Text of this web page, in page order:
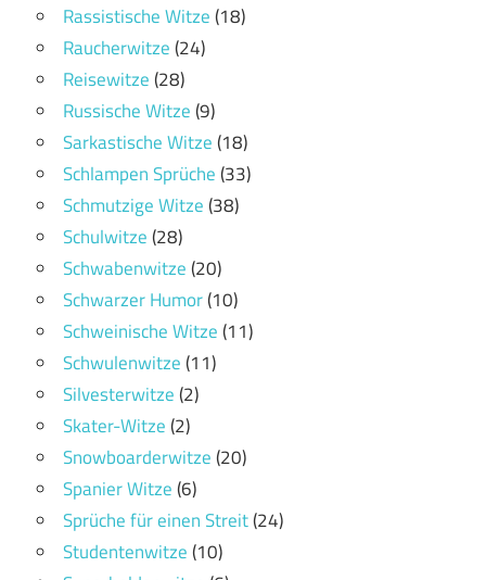
Rassistische Witze(18)
Raucherwitze(24)
Reisewitze(28)
Russische Witze(9)
Sarkastische Witze(18)
Schlampen Sprüche(33)
Schmutzige Witze(38)
Schulwitze(28)
Schwabenwitze(20)
Schwarzer Humor(10)
Schweinische Witze(11)
Schwulenwitze(11)
Silvesterwitze(2)
Skater-Witze(2)
Snowboarderwitze(20)
Spanier Witze(6)
Sprüche für einen Streit(24)
Studentenwitze(10)